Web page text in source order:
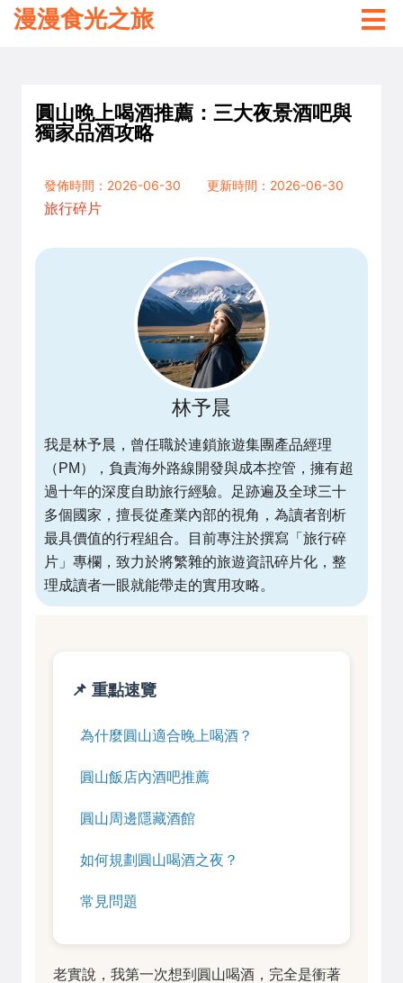
漫漫食光之旅
圓山晚上喝酒推薦：三大夜景酒吧與
獨家品酒攻略
發佈時間：2026-06-30
更新時間：2026-06-30
旅行碎片
林予晨
我是林予晨，曾任職於連鎖旅遊集團產品經理
（PM），負責海外路線開發與成本控管，擁有超
過十年的深度自助旅行經驗。足跡遍及全球三十
多個國家，擅長從產業內部的視角，為讀者剖析
最具價值的行程組合。目前專注於撰寫「旅行碎
片」專欄，致力於將繁雜的旅遊資訊碎片化，整
理成讀者一眼就能帶走的實用攻略。
📌 重點速覽
為什麼圓山適合晚上喝酒？
圓山飯店內酒吧推薦
圓山周邊隱藏酒館
如何規劃圓山喝酒之夜？
常見問題
老實說，我第一次想到圓山喝酒，完全是衝著